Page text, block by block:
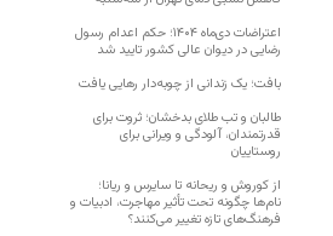
اعتراضات دی‌ماه ۱۴۰۴؛ حکم اعدام رسول
رضایی در دیوان عالی کشور تایید شد
بافت؛ یک زندانی از چوبه‌دار رهایی یافت
طالبان و تب طلای بدخشان؛ ثروت برای
قدرتمندان، آلودگی و ویرانی برای
روستاییان
از کوروش و ریحانه تا سایرس و ریانا؛
نام‌ها چگونه تحت تأثیر مهاجرت، ادبیات و
فرهنگ‌های تازه تغییر می‌کنند؟